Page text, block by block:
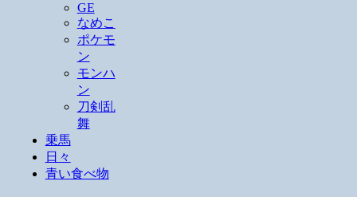
GE
なめこ
ポケモ
ン
モンハ
ン
刀剣乱
舞
乗馬
日々
青い食べ物